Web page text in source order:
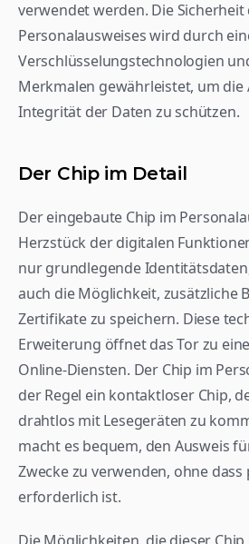
verwendet werden. Die
Personalausweises wird durch
Verschlüsselungstechnologien
Merkmalen gewährleistet, um
Integrität der Daten zu schützen.
Der Chip im Detail
Der eingebaute Chip im
Herzstück der digitalen
nur grundlegende
auch die Möglichkeit, zusätzliche
Zertifikate zu speichern. Diese
Erweiterung öffnet das Tor zu
Online-Diensten. Der Chip im
der Regel ein kontaktloser Chip,
drahtlos mit Lesegeräten zu
macht es bequem, den Ausweis
Zwecke zu verwenden, ohne
erforderlich ist.